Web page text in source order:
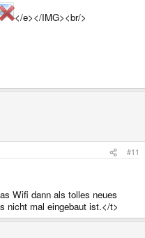
</e></IMG><br/>
#11
Wifi dann als tolles neues
nicht mal eingebaut ist.</t>